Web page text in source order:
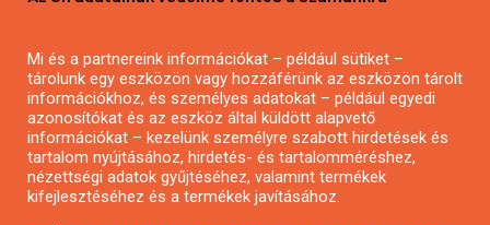
Pályázatírás civil szervezeteknek
Pályázatírás önkormányzatoknak
Pályázatfigyelés
Specifikus pályázatfigyelés vagy hírlevél
Mi és a partnereink információkat – például sütiket –
tárolunk egy eszközön vagy hozzáférünk az eszközön tárolt
információkhoz, és személyes adatokat – például egyedi
azonosítókat és az eszköz által küldött alapvető
információkat – kezelünk személyre szabott hirdetések és
tartalom nyújtásához, hirdetés- és tartalomméréshez,
nézettségi adatok gyűjtéséhez, valamint termékek
kifejlesztéséhez és a termékek javításához.